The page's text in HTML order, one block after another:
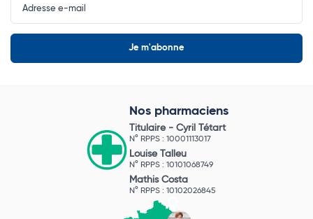
Newsletter
Nos pharmaciens
Titulaire - Cyril Tétart
N° RPPS : 10001113017
Louise Talleu
N° RPPS : 10101068749
Mathis Costa
N° RPPS : 10102026845